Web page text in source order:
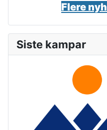
Flere
Siste kampar